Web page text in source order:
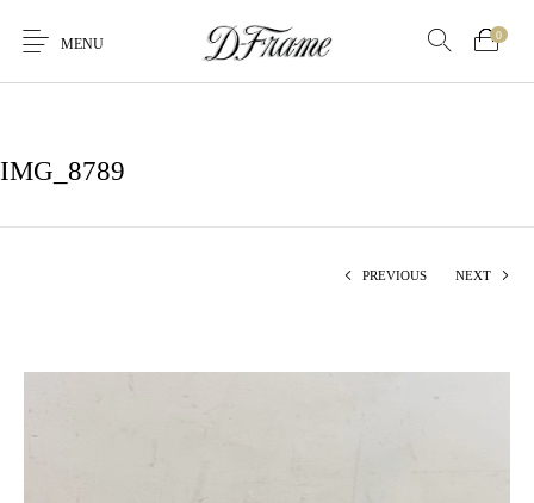
MENU
0
IMG_8789
PREVIOUS NEXT